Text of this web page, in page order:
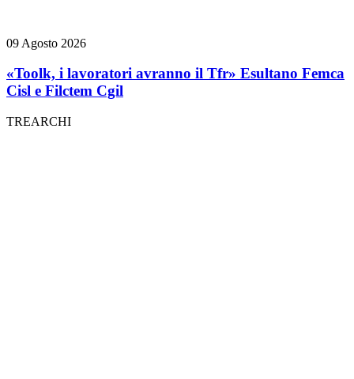
09 Agosto 2026
«Toolk, i lavoratori avranno il Tfr» Esultano Femca
Cisl e Filctem Cgil
TREARCHI